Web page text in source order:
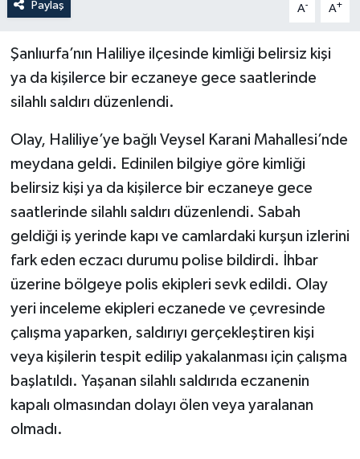
Paylaş A- A+
Şanlıurfa’nın Haliliye ilçesinde kimliği belirsiz kişi
ya da kişilerce bir eczaneye gece saatlerinde
silahlı saldırı düzenlendi.
Olay, Haliliye’ye bağlı Veysel Karani Mahallesi’nde
meydana geldi. Edinilen bilgiye göre kimliği
belirsiz kişi ya da kişilerce bir eczaneye gece
saatlerinde silahlı saldırı düzenlendi. Sabah
geldiği iş yerinde kapı ve camlardaki kurşun izlerini
fark eden eczacı durumu polise bildirdi. İhbar
üzerine bölgeye polis ekipleri sevk edildi. Olay
yeri inceleme ekipleri eczanede ve çevresinde
çalışma yaparken, saldırıyı gerçekleştiren kişi
veya kişilerin tespit edilip yakalanması için çalışma
başlatıldı. Yaşanan silahlı saldırıda eczanenin
kapalı olmasından dolayı ölen veya yaralanan
olmadı.
YAŞAM
Yerel